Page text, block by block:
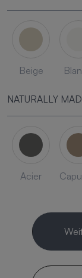
Beige
NATURALLY
Acier